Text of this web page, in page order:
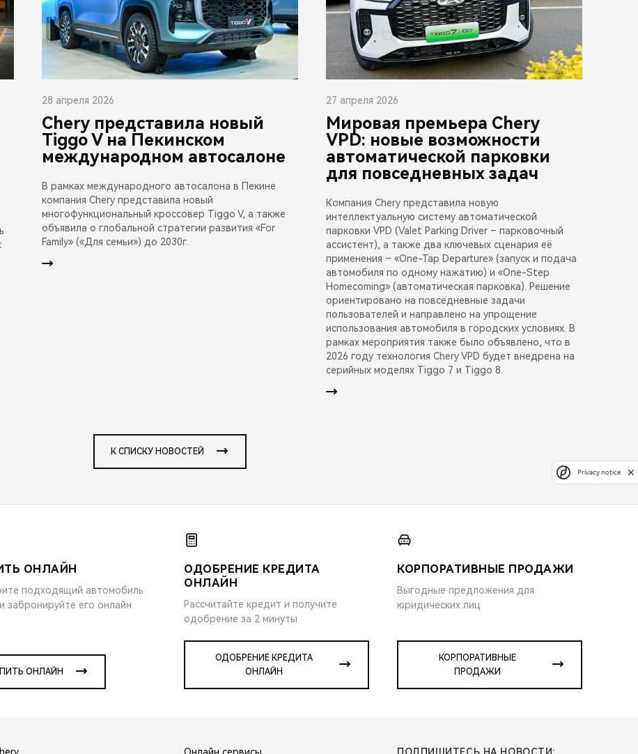
28 апреля 2026
Chery представила новый
Tiggo V на Пекинском
международном автосалоне
В рамках международного автосалона в Пекине
компания Chery представила новый
многофункциональный кроссовер Tiggo V, а также
объявила о глобальной стратегии развития «For
Family» («Для семьи») до 2030г.
27 апреля 2026
Мировая премьера Chery
VPD: новые возможности
автоматической парковки
для повседневных задач
Компания Chery представила новую
интеллектуальную систему автоматической
парковки VPD (Valet Parking Driver – парковочный
ассистент), а также два ключевых сценария её
применения – «One-Tap Departure» (запуск и подача
автомобиля по одному нажатию) и «One-Step
Homecoming» (автоматическая парковка). Решение
ориентировано на повседневные задачи
пользователей и направлено на упрощение
использования автомобиля в городских условиях. В
рамках мероприятия также было объявлено, что в
2026 году технология Chery VPD будет внедрена на
серийных моделях Tiggo 7 и Tiggo 8.
К СПИСКУ НОВОСТЕЙ
ОНЛАЙН
подходящий автомобиль
забронируйте его онлайн
ОНЛАЙН
ОДОБРЕНИЕ КРЕДИТА
ОНЛАЙН
Рассчитайте кредит и получите
одобрение за 2 минуты
ОДОБРЕНИЕ КРЕДИТА
ОНЛАЙН
КОРПОРАТИВНЫЕ ПРОДАЖИ
Выгодные предложения для
юридических лиц
КОРПОРАТИВНЫЕ
ПРОДАЖИ
Онлайн сервисы ПОДПИШИТЕСЬ НА НОВОСТИ:
Privacy notice